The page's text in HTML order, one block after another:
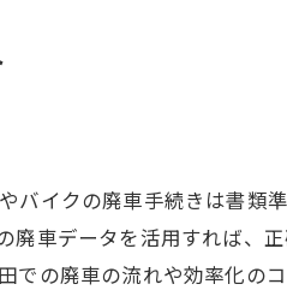
バイクの廃車手続きは書類
廃車データを活用すれば、
の廃車の流れや効率化のコ